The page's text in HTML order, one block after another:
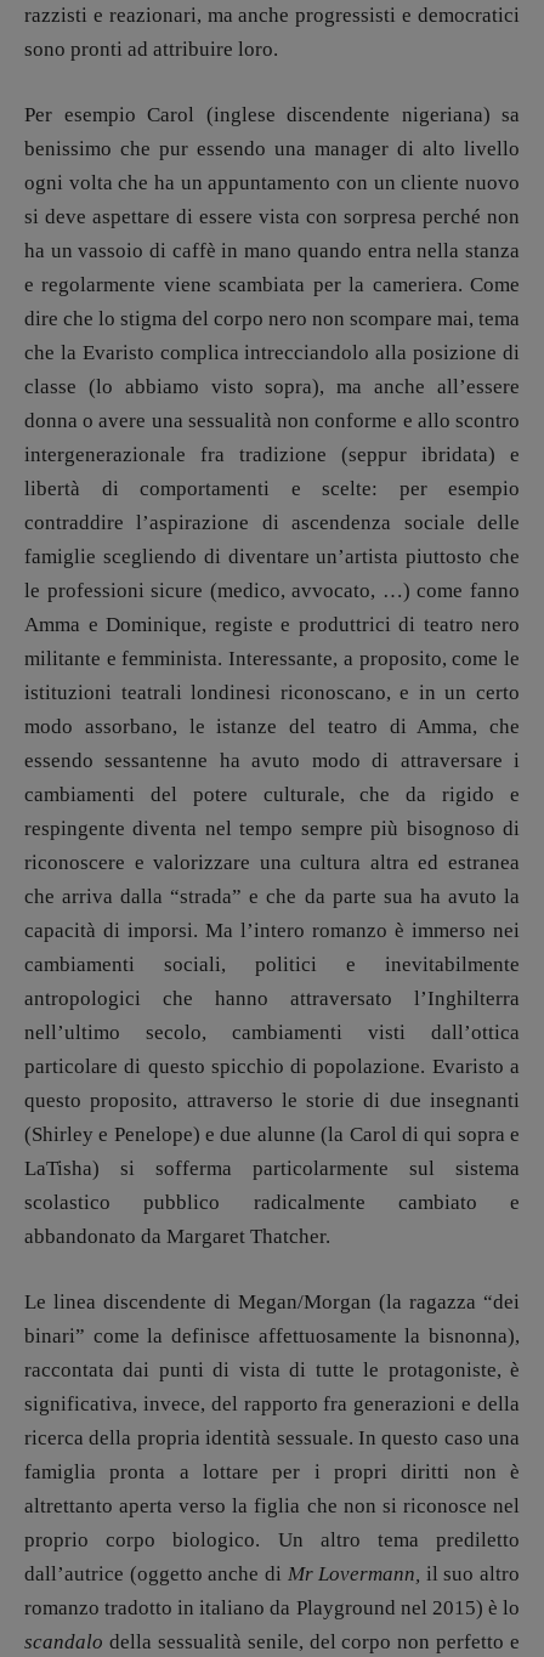
Primo Piano
RUBRICHE
Archeologie del
presente
Fumetti
Libro & Film
Pulp for kids
Opera prima
DOSSIER
12 dicembre
Blade Runner 40
Editoria
Intelligenza Artificiale
Maestri sommersi
Pasolini 1922-2022
Psichedelia
Scienza
Stranimondi
Tornare a Ballard
Valerio Evangelisti
Vampirismi
Zong!
DIRETTRICE RESPONSABILE
Antonella Marrone
Walter Catalano
Anna da Re,Roberto Derobertis,Elio
Grasso,Fabio Malagnini,Valentina
Marcoli,Elisabetta Michielin, Nicole
Spallina, Roberto Sturm Tania Tonin
CONTATTI
Case editrici e coordinamento
recensioni :
Coordinamento Primo Piano
[michielin.elisabetta@gmail.com]
Coordinamento News in breve:
Anna da Re
[anna.dare.comunicazione@gmail. com]
Fabio Malagnini
[fabio.malagnini@gmail.com]
Coordinamento Pulp for kids e social
media:
razzisti e reazionari, ma anche progressisti e democratici
sono pronti ad attribuire loro.
Per esempio Carol (inglese discendente nigeriana) sa
benissimo che pur essendo una manager di alto livello
ogni volta che ha un appuntamento con un cliente nuovo
si deve aspettare di essere vista con sorpresa perché non
ha un vassoio di caffè in mano quando entra nella stanza
e regolarmente viene scambiata per la cameriera. Come
dire che lo stigma del corpo nero non scompare mai, tema
che la Evaristo complica intrecciandolo alla posizione di
classe (lo abbiamo visto sopra), ma anche all’essere
donna o avere una sessualità non conforme e allo scontro
intergenerazionale fra tradizione (seppur ibridata) e
libertà di comportamenti e scelte: per esempio
contraddire l’aspirazione di ascendenza sociale delle
famiglie scegliendo di diventare un’artista piuttosto che
le professioni sicure (medico, avvocato, …) come fanno
Amma e Dominique, registe e produttrici di teatro nero
militante e femminista. Interessante, a proposito, come le
istituzioni teatrali londinesi riconoscano, e in un certo
modo assorbano, le istanze del teatro di Amma, che
essendo sessantenne ha avuto modo di attraversare i
cambiamenti del potere culturale, che da rigido e
respingente diventa nel tempo sempre più bisognoso di
riconoscere e valorizzare una cultura altra ed estranea
che arriva dalla “strada” e che da parte sua ha avuto la
capacità di imporsi. Ma l’intero romanzo è immerso nei
cambiamenti sociali, politici e inevitabilmente
antropologici che hanno attraversato l’Inghilterra
nell’ultimo secolo, cambiamenti visti dall’ottica
particolare di questo spicchio di popolazione. Evaristo a
questo proposito, attraverso le storie di due insegnanti
(Shirley e Penelope) e due alunne (la Carol di qui sopra e
LaTisha) si sofferma particolarmente sul sistema
scolastico pubblico radicalmente cambiato e
abbandonato da Margaret Thatcher.
Le linea discendente di Megan/Morgan (la ragazza “dei
binari” come la definisce affettuosamente la bisnonna),
raccontata dai punti di vista di tutte le protagoniste, è
significativa, invece, del rapporto fra generazioni e della
ricerca della propria identità sessuale. In questo caso una
famiglia pronta a lottare per i propri diritti non è
altrettanto aperta verso la figlia che non si riconosce nel
proprio corpo biologico. Un altro tema prediletto
dall’autrice (oggetto anche di Mr Lovermann, il suo altro
romanzo tradotto in italiano da Playground nel 2015) è lo
scandalo della sessualità senile, del corpo non perfetto e